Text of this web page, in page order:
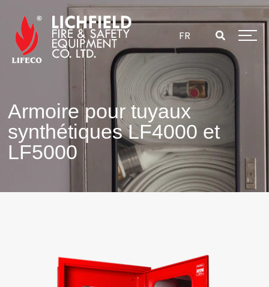
contenu
FR
Armoire pour tuyaux
synthétiques LF4000 et
LF5000